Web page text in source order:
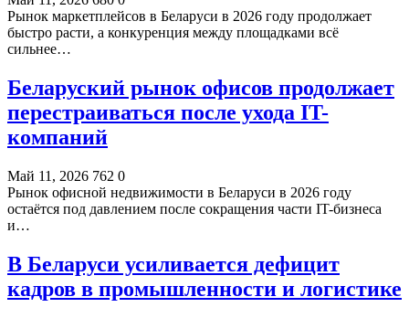
Рынок маркетплейсов в Беларуси в 2026 году продолжает
быстро расти, а конкуренция между площадками всё
сильнее…
Беларуский рынок офисов продолжает
перестраиваться после ухода IT-
компаний
Май 11, 2026 762 0
Рынок офисной недвижимости в Беларуси в 2026 году
остаётся под давлением после сокращения части IT-бизнеса
и…
В Беларуси усиливается дефицит
кадров в промышленности и логистике